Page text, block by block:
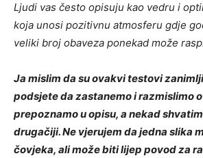
Ljudi vas često opisuju kao vedru i
koja unosi pozitivnu atmosferu gdje
veliki broj obaveza ponekad može
Ja mislim da su ovakvi testovi
podsjete da zastanemo i razmislimo
prepoznamo u opisu, a nekad
drugačiji. Ne vjerujem da jedna slika
čovjeka, ali može biti lijep povod za